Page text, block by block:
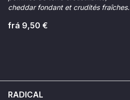
cheddar fondant et crudités fraîches.
frá 9,50 €
RADICAL